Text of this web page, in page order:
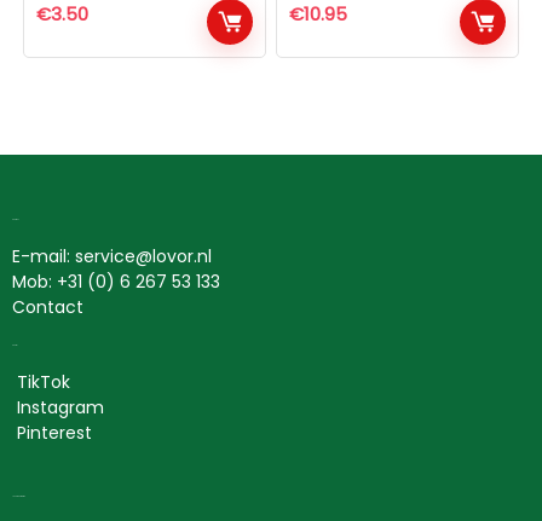
€3.50 €10.95
E-mail: service@lovor.nl
Mob: +31 (0) 6 267 53 133
Contact
TikTok
Instagram
Pinterest